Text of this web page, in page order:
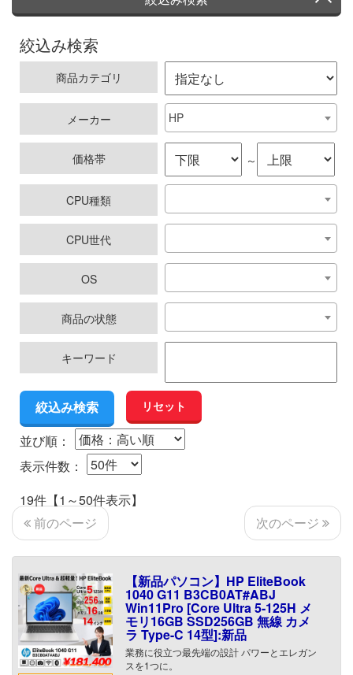
絞込み検索
商品カテゴリ
メーカー HP
価格帯 ～
CPU種類
CPU世代
OS
商品の状態
キーワード
リセット
並び順：
表示件数：
19件【1～50件表示】
前のページ 次のページ
【新品パソコン】HP EliteBook
1040 G11 B3CB0AT#ABJ
Win11Pro [Core Ultra 5-125H メ
モリ16GB SSD256GB 無線 カメ
ラ Type-C 14型]:新品
業務に役立つ最先端の設計 パワーとエレガン
スを1つに。